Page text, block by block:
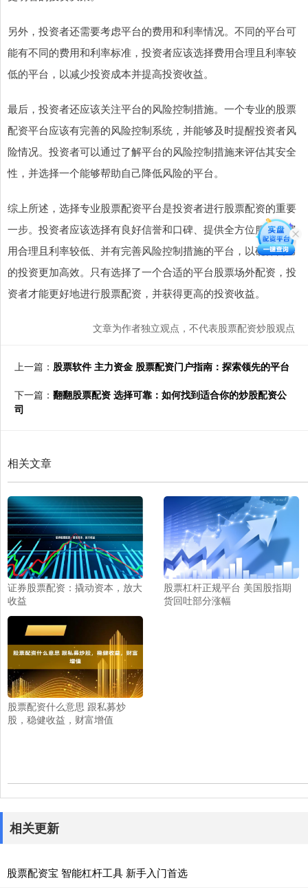
另外，投资者还需要考虑平台的费用和利率情况。不同的平台可
能有不同的费用和利率标准，投资者应该选择费用合理且利率较
低的平台，以减少投资成本并提高投资收益。
最后，投资者还应该关注平台的风险控制措施。一个专业的股票
配资平台应该有完善的风险控制系统，并能够及时提醒投资者风
险情况。投资者可以通过了解平台的风险控制措施来评估其安全
性，并选择一个能够帮助自己降低风险的平台。
综上所述，选择专业股票配资平台是投资者进行股票配资的重要
一步。投资者应该选择有良好信誉和口碑、提供全方位服务、费
用合理且利率较低、并有完善风险控制措施的平台，以确保自己
的投资更加高效。只有选择了一个合适的平台股票场外配资，投
资者才能更好地进行股票配资，并获得更高的投资收益。
文章为作者独立观点，不代表股票配资炒股观点
上一篇： 股票软件 主力资金 股票配资门户指南：探索领先的平台
下一篇： 翻翻股票配资 选择可靠：如何找到适合你的炒股配资公
司
相关文章
证券股票配资：撬动资本，放大
收益
股票杠杆正规平台 美国股指期
货回吐部分涨幅
股票配资什么意思 跟私募炒
股，稳健收益，财富增值
相关更新
股票配资宝 智能杠杆工具 新手入门首选